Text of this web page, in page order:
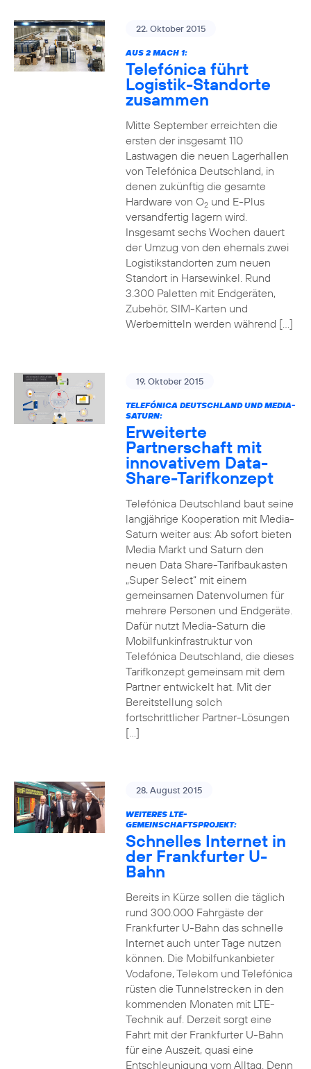
22. Oktober 2015
AUS 2 MACH 1:
Telefónica führt
Logistik-Standorte
zusammen
Mitte September erreichten die
ersten der insgesamt 110
Lastwagen die neuen Lagerhallen
von Telefónica Deutschland, in
denen zukünftig die gesamte
Hardware von O2und E-Plus
versandfertig lagern wird.
Insgesamt sechs Wochen dauert
der Umzug von den ehemals zwei
Logistikstandorten zum neuen
Standort in Harsewinkel. Rund
3.300 Paletten mit Endgeräten,
Zubehör, SIM-Karten und
Werbemitteln werden während […]
19. Oktober 2015
TELEFÓNICA DEUTSCHLAND UND MEDIA-
SATURN:
Erweiterte
Partnerschaft mit
innovativem Data-
Share-Tarifkonzept
Telefónica Deutschland baut seine
langjährige Kooperation mit Media-
Saturn weiter aus: Ab sofort bieten
Media Markt und Saturn den
neuen Data Share-Tarifbaukasten
„Super Select“ mit einem
gemeinsamen Datenvolumen für
mehrere Personen und Endgeräte.
Dafür nutzt Media-Saturn die
Mobilfunkinfrastruktur von
Telefónica Deutschland, die dieses
Tarifkonzept gemeinsam mit dem
Partner entwickelt hat. Mit der
Bereitstellung solch
fortschrittlicher Partner-Lösungen
[…]
28. August 2015
WEITERES LTE-
GEMEINSCHAFTSPROJEKT:
Schnelles Internet in
der Frankfurter U-
Bahn
Bereits in Kürze sollen die täglich
rund 300.000 Fahrgäste der
Frankfurter U-Bahn das schnelle
Internet auch unter Tage nutzen
können. Die Mobilfunkanbieter
Vodafone, Telekom und Telefónica
rüsten die Tunnelstrecken in den
kommenden Monaten mit LTE-
Technik auf. Derzeit sorgt eine
Fahrt mit der Frankfurter U-Bahn
für eine Auszeit, quasi eine
Entschleunigung vom Alltag. Denn